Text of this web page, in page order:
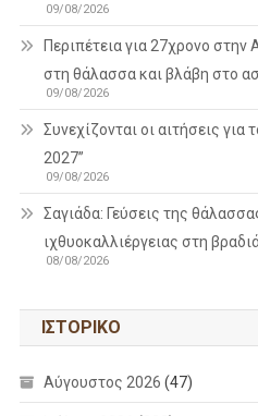
09/08/2026
Περιπέτεια για 27χρονο
στη θάλασσα και βλάβη στο
09/08/2026
Συνεχίζονται οι αιτήσεις
2027”
09/08/2026
Σαγιάδα: Γεύσεις της
ιχθυοκαλλιέργειας στη
08/08/2026
ΙΣΤΟΡΙΚΌ
Αύγουστος 2026 (47)